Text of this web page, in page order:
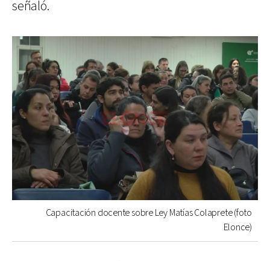
señaló.
Capacitación docente sobre Ley Matías Colaprete (foto
Elonce)